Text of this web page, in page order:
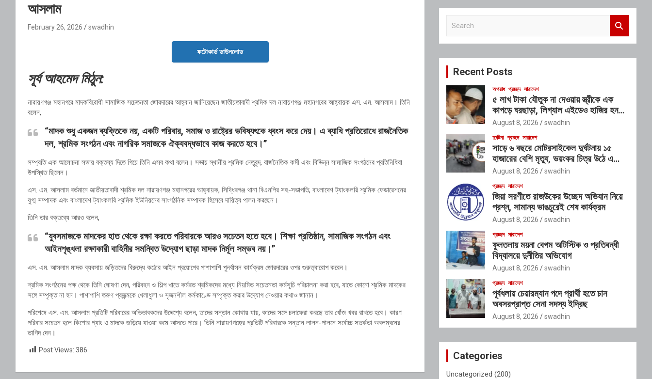
আসলাম
February 26, 2026 swadhin
ফটোকার্ড ডাউনলোড
সূর্য আহমেদ মিঠুন:
নারায়ণগঞ্জ মহানগরে মাদকবিরোধী সামাজিক সচেতনতা জোরদারের আহ্বান জানিয়েছেন জাতীয়তাবাদী শ্রমিক দল নারায়ণগঞ্জ মহানগরের আহ্বায়ক এস. এম. আসলাম। তিনি
বলেন,
“মাদক শুধু একজন ব্যক্তিকে নয়, একটি পরিবার, সমাজ ও রাষ্ট্রের ভবিষ্যৎকে ধ্বংস করে দেয়। এ ব্যাধি প্রতিরোধে রাজনৈতিক
দল, শ্রমিক সংগঠন এবং নাগরিক সমাজকে ঐক্যবদ্ধভাবে কাজ করতে হবে।”
সম্প্রতি এক আলোচনা সভায় বক্তব্য দিতে গিয়ে তিনি এসব কথা বলেন। সভায় স্থানীয় শ্রমিক নেতৃবৃন্দ, রাজনৈতিক কর্মী এবং বিভিন্ন সামাজিক সংগঠনের প্রতিনিধিরা
উপস্থিত ছিলেন।
এস. এম. আসলাম বর্তমানে জাতীয়তাবাদী শ্রমিক দল নারায়ণগঞ্জ মহানগরের আহ্বায়ক, সিদ্ধিরগঞ্জ থানা বিএনপির সহ-সভাপতি, বাংলাদেশ ট্যাংকলরি শ্রমিক ফেডারেশনের
যুগ্ম সম্পাদক এবং বাংলাদেশ ট্যাংকলরি শ্রমিক ইউনিয়নের সাংগঠনিক সম্পাদক হিসেবে দায়িত্ব পালন করছেন।
তিনি তার বক্তব্যে আরও বলেন,
“যুবসমাজকে মাদকের হাত থেকে রক্ষা করতে পরিবারকে আরও সচেতন হতে হবে। শিক্ষা প্রতিষ্ঠান, সামাজিক সংগঠন এবং
আইনশৃঙ্খলা রক্ষাকারী বাহিনীর সমন্বিত উদ্যোগ ছাড়া মাদক নির্মূল সম্ভব নয়।”
এস. এম. আসলাম মাদক ব্যবসায় জড়িতদের বিরুদ্ধে কঠোর আইন প্রয়োগের পাশাপাশি পুনর্বাসন কার্যক্রম জোরদারের ওপর গুরুত্বারোপ করেন।
শ্রমিক সংগঠনের পক্ষ থেকে তিনি ঘোষণা দেন, পরিবহন ও শিল্প খাতে কর্মরত শ্রমিকদের মধ্যে নিয়মিত সচেতনতা কর্মসূচি পরিচালনা করা হবে, যাতে কোনো শ্রমিক মাদকের
সঙ্গে সম্পৃক্ত না হন। পাশাপাশি তরুণ প্রজন্মকে খেলাধুলা ও সৃজনশীল কর্মকাণ্ডে সম্পৃক্ত করার উদ্যোগ নেওয়ার কথাও জানান।
পরিশেষে এস. এম. আসলাম প্রতিটি পরিবারের অভিভাবকদের উদ্দেশ্যে বলেন, তাদের সন্তান কোথায় যায়, কাদের সঙ্গে চলাফেরা করছে তার খোঁজ খবর রাখতে হবে। কারণ
পরিবার সচেতন হলে কিশোর গ্যাং ও মাদকে জড়িয়ে যাওয়া কমে আসতে পারে। তিনি নারায়ণগঞ্জের প্রতিটি পরিবারকে সন্তান লালন-পালনে সর্বোচ্চ সতর্কতা অবলম্বনের
তাগিদ দেন।
Post Views: 386
c
Recent Posts
অপরাধ প্রচ্ছদ সারাদেশ
৫ লাখ টাকা যৌতুক না দেওয়ায় স্ত্রীকে এক
কাপড়ে ঘরছাড়া, লিগ্যাল এইডেও হাজির হননি
স্বামী
August 8, 2026 swadhin
দুর্ঘটনা প্রচ্ছদ সারাদেশ
সাড়ে ৬ বছরে মোটরসাইকেল দুর্ঘটনায় ১৫
হাজারের বেশি মৃত্যু, ভয়ংকর চিত্র উঠে এলো
প্রতিবেদনে
August 8, 2026 swadhin
প্রচ্ছদ সারাদেশ
জিয়া সরণীতে রাজউকের উচ্ছেদ অভিযান নিয়ে
প্রশ্ন, সামান্য ভাঙচুরেই শেষ কার্যক্রম
August 8, 2026 swadhin
প্রচ্ছদ সারাদেশ
ফুলতলায় ময়না বেগম অটিস্টিক ও প্রতিবন্ধী
বিদ্যালয়ে দুর্নীতির অভিযোগ
August 8, 2026 swadhin
প্রচ্ছদ সারাদেশ
পূর্বধলায় চেয়ারম্যান পদে প্রার্থী হতে চান
অবসরপ্রাপ্ত সেনা সদস্য ইদ্রিছ
August 8, 2026 swadhin
Categories
Uncategorized (200)